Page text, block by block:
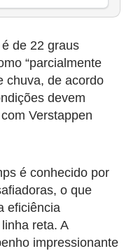
de 22 graus
“parcialmente
chuva, de acordo
devem
Verstappen
é conhecido por
o que
eficiência
reta. A
impressionante